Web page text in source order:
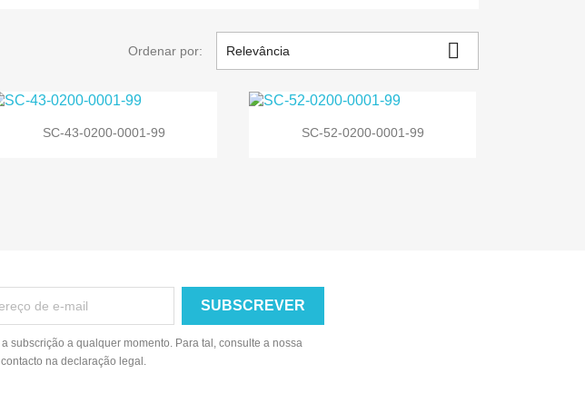
Ordenar por: Relevância 
 Vista rápida
SC-43-0200-0001-99  Vista rápida
SC-52-0200-0001-99
subscrição a qualquer momento. Para tal, consulte a nossa
na declaração legal.